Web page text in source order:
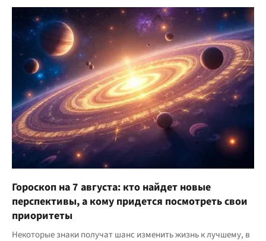
Гороскоп на 7 августа: кто найдет новые
перспективы, а кому придется посмотреть свои
приоритеты
Некоторые знаки получат шанс изменить жизнь к лучшему, в